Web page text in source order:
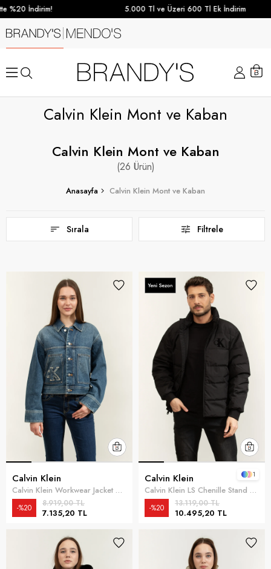
İndirim! 5.000 Tl ve Üzeri 600 Tl Ek İndirim
Calvin Klein Mont ve Kaban
Calvin Klein Mont ve Kaban
26
Anasayfa Calvin Klein Mont ve Kaban
Filtrele
Sırala
Calvin Klein
Calvin Klein Workwear Jacket CK Sanded Blue Kadın Kot Mont Mavi
7.135,20 TL
8.919,00 TL
%20
Calvin Klein
Calvin Klein LS Chenille Stand Collar Puffer Erkek Şişme Mont Siyah
10.495,20 TL
13.119,00 TL
%20
1